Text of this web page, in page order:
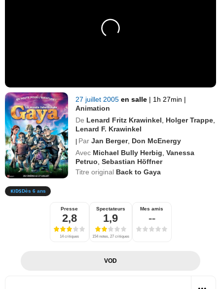
27 juillet 2005en salle | 1h 27min |
Animation
De Lenard Fritz Krawinkel Holger Trappe
Lenard F. Krawinkel
| Par Jan Berger, Don McEnergy
Avec Michael Bully Herbig ,Vanessa
Petruo ,Sebastian Höffner
Titre original Back to Gaya
Dès 6 ans
Presse
2,8
14 critiques
Spectateurs
1,9
154 notes, 27 critiques
Mes amis
--
VOD